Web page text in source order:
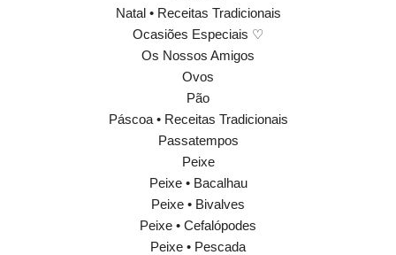
Natal • Receitas Tradicionais
Ocasiões Especiais ♡
Os Nossos Amigos
Ovos
Pão
Páscoa • Receitas Tradicionais
Passatempos
Peixe
Peixe • Bacalhau
Peixe • Bivalves
Peixe • Cefalópodes
Peixe • Pescada